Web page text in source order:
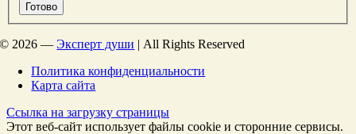
Готово
© 2026 —Эксперт души | All Rights Reserved
Политика конфиденциальности
Карта сайта
Ссылка на загрузку страницы
Этот веб-сайт использует файлы cookie и сторонние сервисы.